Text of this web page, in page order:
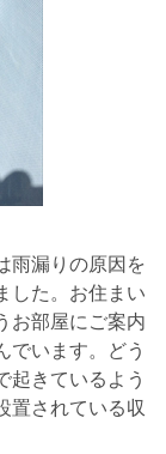
雨漏りの原因を
した。お住まい
お部屋にご案内
でいます。どう
起きているよう
置されている収